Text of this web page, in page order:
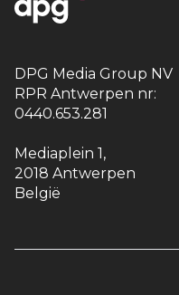
DPG Media Group NV
RPR Antwerpen nr:
0440.653.281
Mediaplein 1,
2018 Antwerpen
België